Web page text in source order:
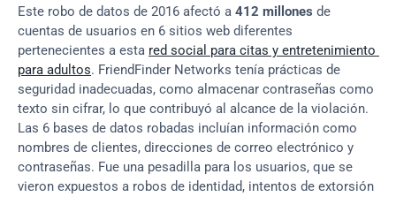
Este robo de datos de 2016 afectó a 412 millones de
cuentas de usuarios en 6 sitios web diferentes
pertenecientes a esta red social para citas y entretenimiento
para adultos. FriendFinder Networks tenía prácticas de
seguridad inadecuadas, como almacenar contraseñas como
texto sin cifrar, lo que contribuyó al alcance de la violación.
Las 6 bases de datos robadas incluían información como
nombres de clientes, direcciones de correo electrónico y
contraseñas. Fue una pesadilla para los usuarios, que se
vieron expuestos a robos de identidad, intentos de extorsión